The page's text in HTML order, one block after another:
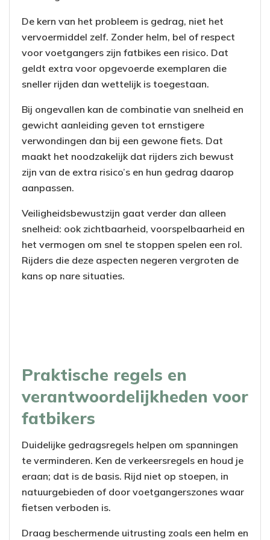
De kern van het probleem is gedrag, niet het
vervoermiddel zelf. Zonder helm, bel of respect
voor voetgangers zijn fatbikes een risico. Dat
geldt extra voor opgevoerde exemplaren die
sneller rijden dan wettelijk is toegestaan.
Bij ongevallen kan de combinatie van snelheid en
gewicht aanleiding geven tot ernstigere
verwondingen dan bij een gewone fiets. Dat
maakt het noodzakelijk dat rijders zich bewust
zijn van de extra risico’s en hun gedrag daarop
aanpassen.
Veiligheidsbewustzijn gaat verder dan alleen
snelheid: ook zichtbaarheid, voorspelbaarheid en
het vermogen om snel te stoppen spelen een rol.
Rijders die deze aspecten negeren vergroten de
kans op nare situaties.
Praktische regels en
verantwoordelijkheden voor
fatbikers
Duidelijke gedragsregels helpen om spanningen
te verminderen. Ken de verkeersregels en houd je
eraan; dat is de basis. Rijd niet op stoepen, in
natuurgebieden of door voetgangerszones waar
fietsen verboden is.
Draag beschermende uitrusting zoals een helm en